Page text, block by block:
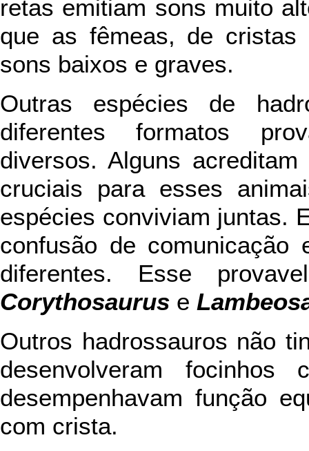
retas emitiam sons muito
que as fêmeas, de cristas
sons baixos e graves.
Outras espécies de
diferentes formatos
diversos. Alguns
cruciais para esses
espécies conviviam juntas.
confusão de comunicação
diferentes. Esse
Corythosaurus e
Outros hadrossauros não
desenvolveram
desempenhavam função
com crista.